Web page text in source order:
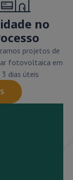
no
projetos de
fotovoltaica em
dias úteis